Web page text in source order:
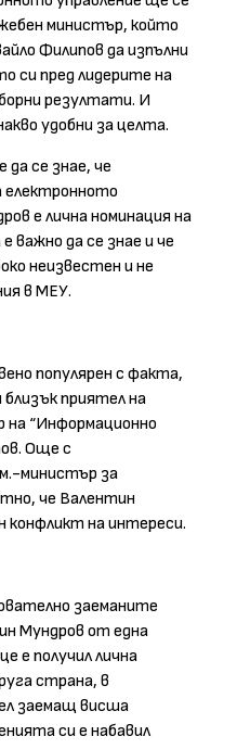
министър, който
Филипов да изпълни
си пред лидерите на
резултати. И
удобни за целта.
се знае, че
е лична номинация на
важно да се знае и че
неизвестен и не
в МЕУ.
популярен с факта,
близък приятел на
“Информационно
Още с
министър за
че Валентин
конфликт на интереси.
заеманите
Мундров от една
е получил лична
страна, в
заемащ висша
си е набавил